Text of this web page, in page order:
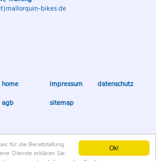
Ok!
für die Bereitstellung
Dienste erklären Sie
bikes.de
home impressum datenschutz
agb sitemap